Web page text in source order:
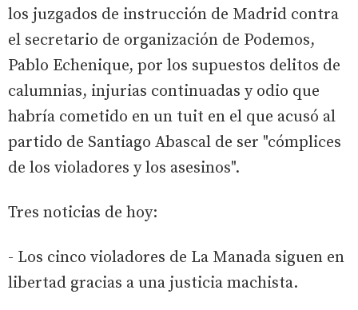
los juzgados de instrucción de Madrid contra
el secretario de organización de Podemos,
Pablo Echenique, por los supuestos delitos de
calumnias, injurias continuadas y odio que
habría cometido en un tuit en el que acusó al
partido de Santiago Abascal de ser "cómplices
de los violadores y los asesinos".
Tres noticias de hoy:
- Los cinco violadores de La Manada siguen en
libertad gracias a una justicia machista.